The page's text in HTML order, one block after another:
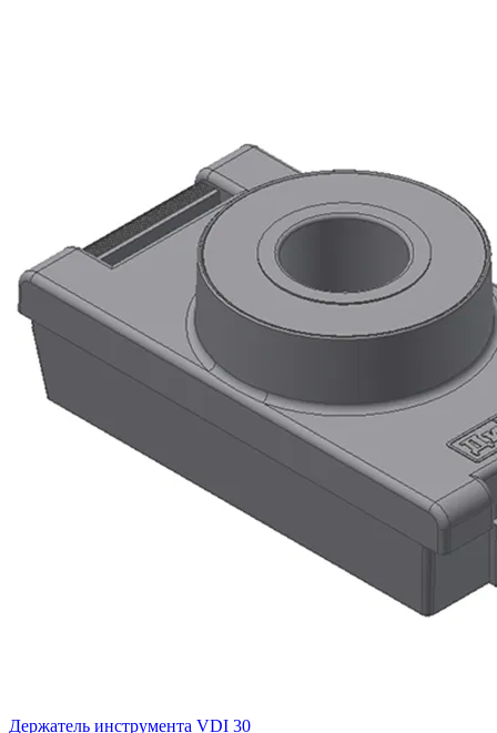
Держатель инструмента VDI 30